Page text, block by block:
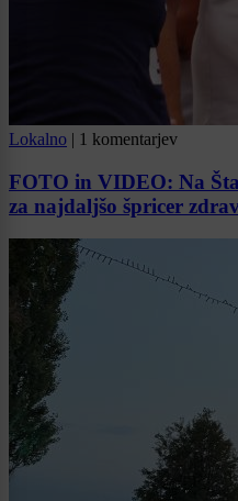
Lokalno | 1 komentarjev
FOTO in VIDEO: Na
za najdaljšo špricer